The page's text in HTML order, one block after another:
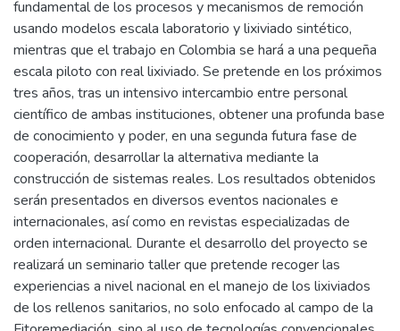
fundamental de los procesos y mecanismos de remoción
usando modelos escala laboratorio y lixiviado sintético,
mientras que el trabajo en Colombia se hará a una pequeña
escala piloto con real lixiviado. Se pretende en los próximos
tres años, tras un intensivo intercambio entre personal
científico de ambas instituciones, obtener una profunda base
de conocimiento y poder, en una segunda futura fase de
cooperación, desarrollar la alternativa mediante la
construcción de sistemas reales. Los resultados obtenidos
serán presentados en diversos eventos nacionales e
internacionales, así como en revistas especializadas de
orden internacional. Durante el desarrollo del proyecto se
realizará un seminario taller que pretende recoger las
experiencias a nivel nacional en el manejo de los lixiviados
de los rellenos sanitarios, no solo enfocado al campo de la